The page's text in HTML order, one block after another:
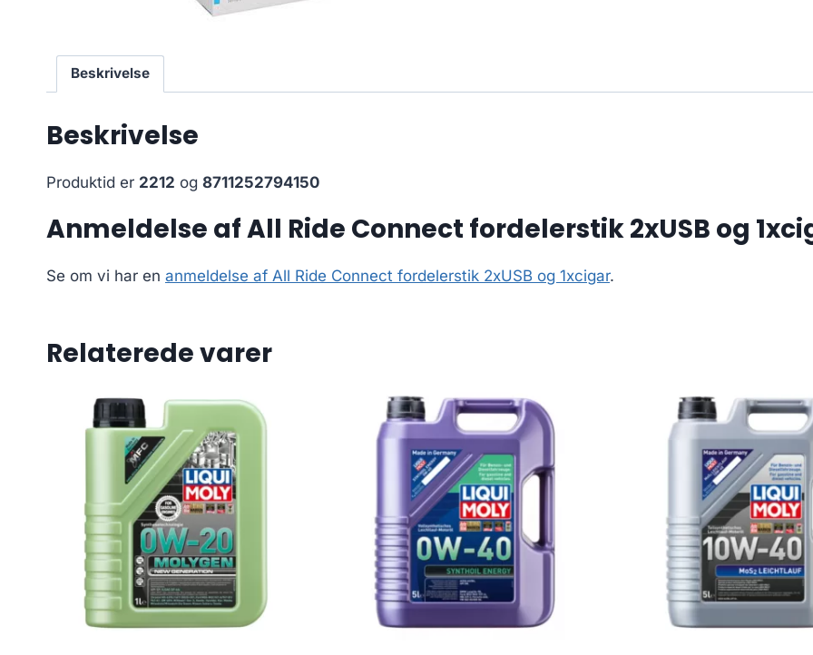
Beskrivelse
Beskrivelse
Produktid er 2212 og 8711252794150
Anmeldelse af All Ride Connect fordelerstik 2xUSB og
Se om vi har en anmeldelse af All Ride Connect fordelerstik 2xUSB og 1xcigar.
Relaterede varer